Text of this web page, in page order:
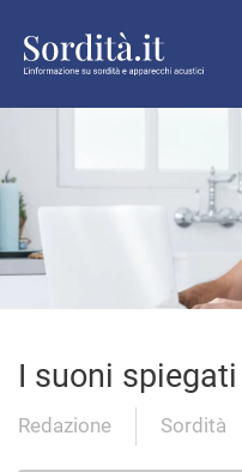
I suoni
Redazione Sordità